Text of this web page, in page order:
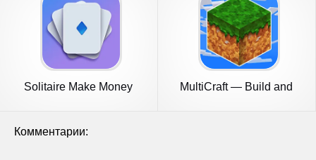
Solitaire Make Money
MultiCraft — Build and
Комментарии: